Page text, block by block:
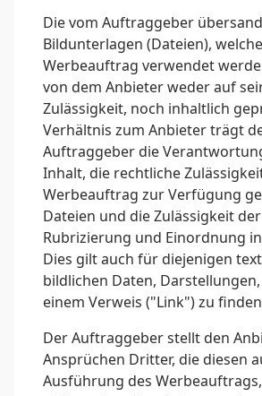
Die vom Auftraggeber
Bildunterlagen (Dateien),
Werbeauftrag verwendet
von dem Anbieter weder auf
Zulässigkeit, noch inhaltlich
Verhältnis zum Anbieter trägt
Auftraggeber die
Inhalt, die rechtliche
Werbeauftrag zur Verfügung
Dateien und die Zulässigkeit
Rubrizierung und Einordnung
Dies gilt auch für diejenigen
bildlichen Daten,
einem Verweis ("Link") zu
Der Auftraggeber stellt den
Ansprüchen Dritter, die diesen
Ausführung des